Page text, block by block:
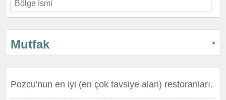
Mutfak
Pozcu'nun en iyi (en çok tavsiye alan) restoranları.